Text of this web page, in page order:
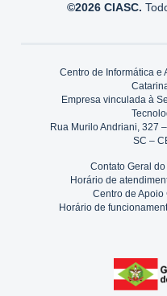
©2026 CIASC.
Centro de Informática e
Empresa vinculada à
Rua Murilo Andriani, 327
SC –
Contato Geral
Horário de
Centro de Apoio
Horário de